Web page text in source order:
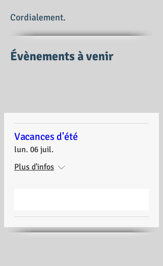
Cordialement.
Évènements à venir
Vacances d'été
lun. 06 juil.
Plus d'infos